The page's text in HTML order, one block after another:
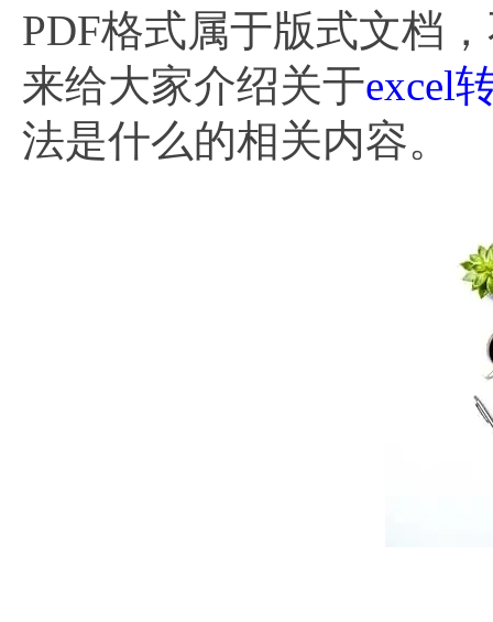
PDF格式属于版式文档
来给大家介绍关于excel
法是什么的相关内容。